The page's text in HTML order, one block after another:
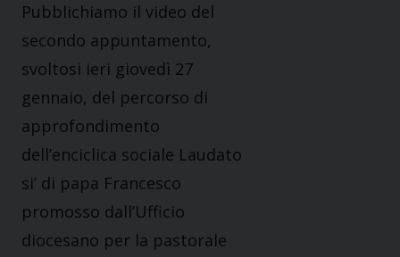
Pubblichiamo il video del
secondo appuntamento,
svoltosi ieri giovedì 27
gennaio, del percorso di
approfondimento
dell’enciclica sociale Laudato
si’ di papa Francesco
promosso dall’Ufficio
diocesano per la pastorale